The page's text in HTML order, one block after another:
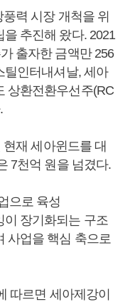
력 시장 개척을 위
추진해 왔다. 2021
출자한 금액만 256
틸인터내셔날, 세아
상환전환우선주(RC
재 세아윈드를 대
7천억 원을 넘겼다.
으로 육성
장기화되는 구조
사업을 핵심 축으로
따르면 세아제강이